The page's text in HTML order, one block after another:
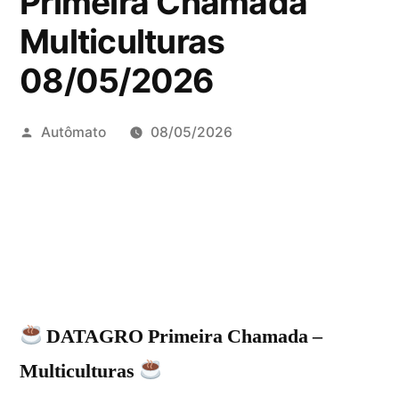
Multiculturas
08/05/2026
Publicado
Autômato 08/05/2026
DATAGRO Primeira Chamada –
Multiculturas